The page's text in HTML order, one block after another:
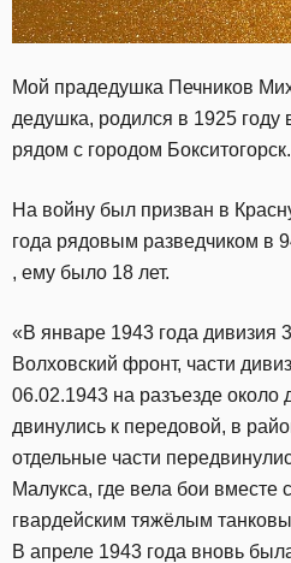
Мой прадедушка Печников
дедушка, родился в 1925 году
рядом с городом Бокситогорск.
На войну был призван в
года рядовым разведчиком в
, ему было 18 лет.
«В январе 1943 года дивизия
Волховский фронт, части
06.02.1943 на разъезде
двинулись к передовой, в
отдельные части
Малукса, где вела бои вместе
гвардейским тяжёлым
В апреле 1943 года вновь